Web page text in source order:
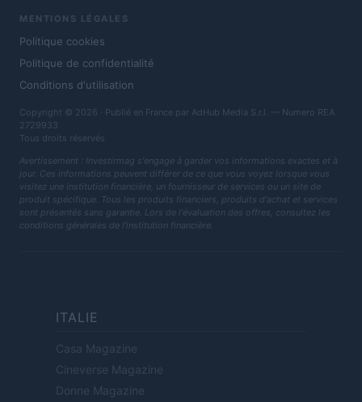
MENTIONS LÉGALES
Politique cookies
Politique de confidentialité
Conditions d'utilisation
Copyright © 2026 · Publié en France par AdHub Media S.r.l. — Numero REA
2729933
Tous droits réservés
Avertissement : Investirmag s'engage à garder vos informations exactes et à
jour. Ces informations peuvent différer de ce que vous voyez lorsque vous
visitez une institution financière, un fournisseur de services ou un site de
produit spécifique. Tous les produits financiers, produits d'achat et services
sont présentés sans garantie. Lors de l'évaluation des offres, consultez les
conditions générales de l'institution financière.
ITALIE
Casa Magazine
Cineverse Magazine
Donne Magazine